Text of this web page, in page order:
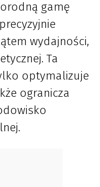
gamę
wydajności,
Ta
optymalizuje
ogranicza